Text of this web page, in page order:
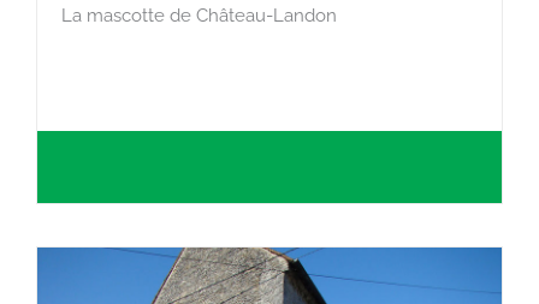
La mascotte de Château-Landon